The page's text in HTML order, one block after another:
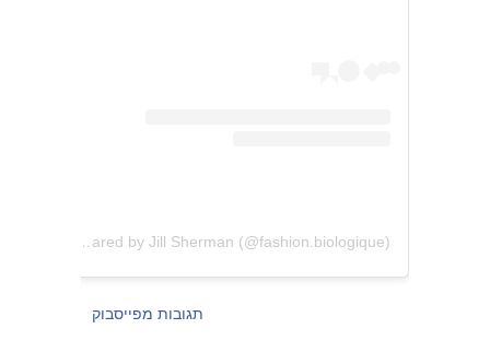
A post shared by Jill Sherman (@fashion.biologique)
תגובות מפייסבוק